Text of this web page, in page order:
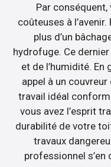
Par
coûteuses à
plus d’un
hydrofuge. Ce
et de l’humidité.
appel à un
travail idéal
vous avez l’esprit
durabilité de votre
travaux
professionnel s’en